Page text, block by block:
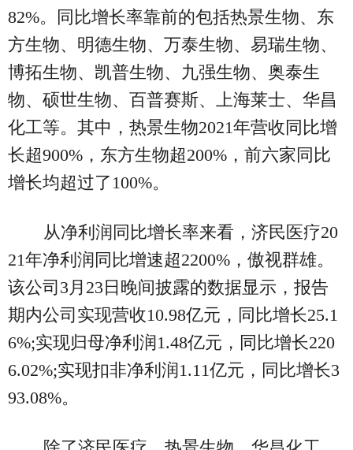
82%。同比增长率靠前的包括热景生物、东
方生物、明德生物、万泰生物、易瑞生物、
博拓生物、凯普生物、九强生物、奥泰生
物、硕世生物、百普赛斯、上海莱士、华昌
化工等。其中，热景生物2021年营收同比增
长超900%，东方生物超200%，前六家同比
增长均超过了100%。
从净利润同比增长率来看，济民医疗20
21年净利润同比增速超2200%，傲视群雄。
该公司3月23日晚间披露的数据显示，报告
期内公司实现营收10.98亿元，同比增长25.1
6%;实现归母净利润1.48亿元，同比增长220
6.02%;实现扣非净利润1.11亿元，同比增长3
93.08%。